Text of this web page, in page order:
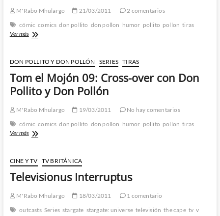
y
Don
Pollón
M'Rabo Mhulargo 21/03/2011
2 comentarios
cómic comics don pollito don pollon humor pollito pollon tiras
Ver másTom
10:
Cross-
over
con
Don
y
Don
Pollón
DON POLLITO Y DON POLLÓN SERIES TIRAS
Tom el Mojón 09: Cross-over con Don
Pollito y Don Pollón
M'Rabo Mhulargo 19/03/2011
No hay comentarios
cómic comics don pollito don pollon humor pollito pollon tiras
Ver másTom
09:
Cross-
over
Don
y
CINE Y TV TV BRITÁNICA
Televisionus Interruptus
M'Rabo Mhulargo 18/03/2011
1 comentario
outcasts Series stargate stargate: universe televisión the cape tv v